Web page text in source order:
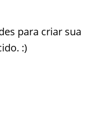
para criar sua
:)